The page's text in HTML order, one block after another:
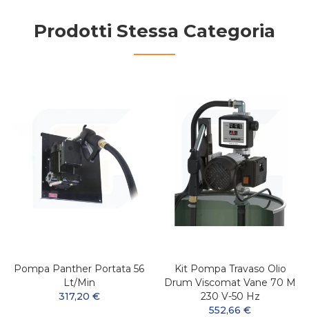
Prodotti Stessa Categoria
Pompa Panther Portata 56
Lt/min
317,20 €
Kit Pompa Travaso Olio
Drum Viscomat Vane 70 M
230 V-50 Hz
552,66 €